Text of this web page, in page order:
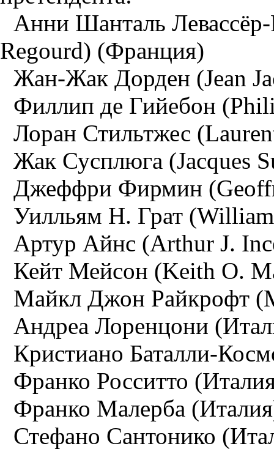
Анни Шанталь
Regourd) (Франция)
Жан-Жак Дорден (Jean
Филлип де Гийебон
Лоран Стильтжес
Жак Сусплюга (Jacques
Джеффри Фирмин
Уилльям Н. Грат
Артур Айнс (Arthur J.
Кейт Мейсон (Keith О.
Майкл Джон Райкрофт
Андреа Лоренцони
Кристиано Баталли-
Франко Росситто
Франко Малерба
Стефано Сантонико